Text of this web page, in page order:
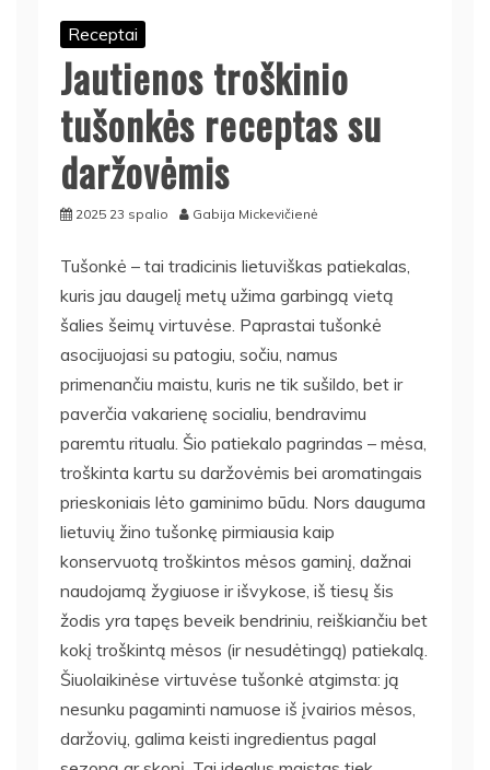
Receptai
Jautienos troškinio
tušonkės receptas su
daržovėmis
2025 23 spalio Gabija Mickevičienė
Tušonkė – tai tradicinis lietuviškas patiekalas,
kuris jau daugelį metų užima garbingą vietą
šalies šeimų virtuvėse. Paprastai tušonkė
asocijuojasi su patogiu, sočiu, namus
primenančiu maistu, kuris ne tik sušildo, bet ir
paverčia vakarienę socialiu, bendravimu
paremtu ritualu. Šio patiekalo pagrindas – mėsa,
troškinta kartu su daržovėmis bei aromatingais
prieskoniais lėto gaminimo būdu. Nors dauguma
lietuvių žino tušonkę pirmiausia kaip
konservuotą troškintos mėsos gaminį, dažnai
naudojamą žygiuose ir išvykose, iš tiesų šis
žodis yra tapęs beveik bendriniu, reiškiančiu bet
kokį troškintą mėsos (ir nesudėtingą) patiekalą.
Šiuolaikinėse virtuvėse tušonkė atgimsta: ją
nesunku pagaminti namuose iš įvairios mėsos,
daržovių, galima keisti ingredientus pagal